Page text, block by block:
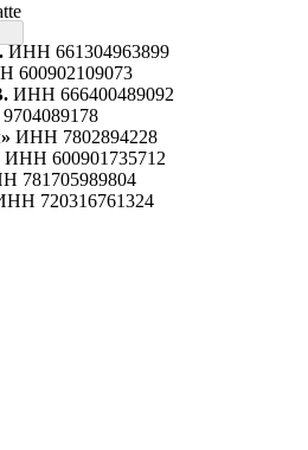
ИНН 661304963899
600902109073
ИНН 666400489092
ИНН 7802894228
ИНН 600901735712
781705989804
720316761324